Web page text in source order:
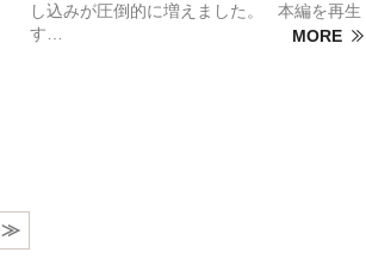
し込みが圧倒的に増えました。 本編を再生
す…
MORE
≫